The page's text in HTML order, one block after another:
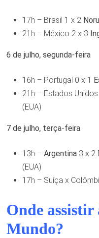
17h – Brasil 1 x 2
21h – México 2 x 3
6 de julho, segunda-feira
16h – Portugal 0 x 1
21h – Estados
(EUA)
7 de julho, terça-feira
13h – Argentina 3 x 2
(EUA)
17h – Suíça x
Onde assistir
Mundo?